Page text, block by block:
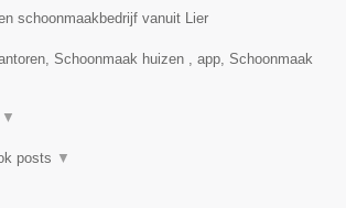
schoonmaakbedrijf vanuit Lier
Schoonmaak huizen , app, Schoonmaak
▼
posts ▼